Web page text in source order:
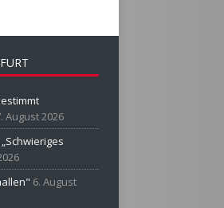
August 2026
6. August